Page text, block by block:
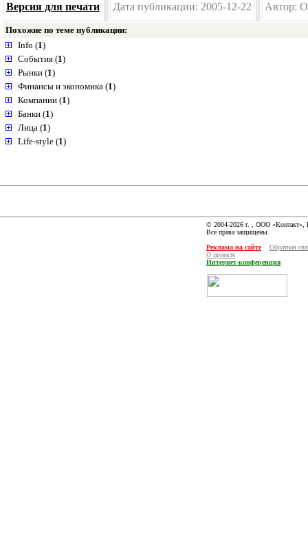
Версия для печати Дата публикации: 2005-12-22 Автор:
Похожие по теме публикации:
Info (1)
События (1)
Рынки (1)
Финансы и экономика (1)
Компании (1)
Банки (1)
Лица (1)
Life-style (1)
© 2004-2026 г. , ООО «Контакт»,
Все права защищены.
Реклама на сайте
Обратная
О проекте
Интернет-конференция